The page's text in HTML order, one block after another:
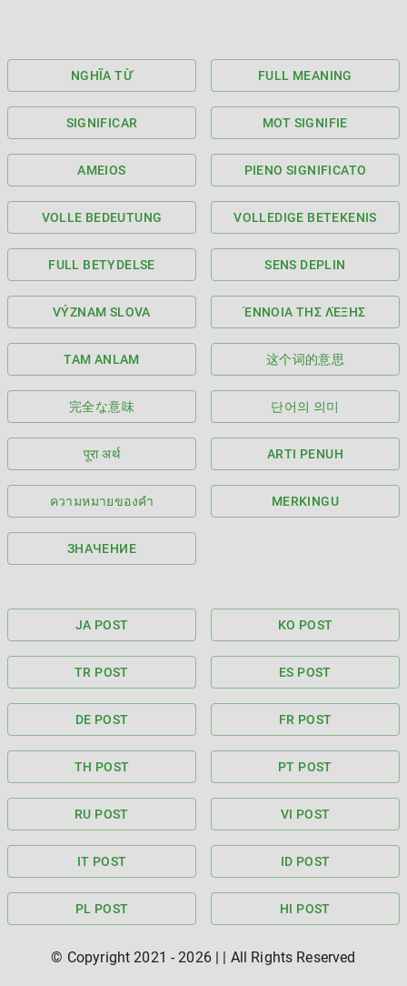
NGHĨA TỪ FULL MEANING
SIGNIFICAR MOT SIGNIFIE
AMEIOS PIENO SIGNIFICATO
VOLLE BEDEUTUNG VOLLEDIGE BETEKENIS
FULL BETYDELSE SENS DEPLIN
VÝZNAM SLOVA ΈΝΝΟΙΑ ΤΗΣ ΛΈΞΗΣ
TAM ANLAM 这个词的意思
完全な意味 단어의 의미
पूरा अर्थ ARTI PENUH
ความหมายของคำ MERKINGU
ЗНАЧЕНИЕ
JA POST KO POST
TR POST ES POST
DE POST FR POST
TH POST PT POST
RU POST VI POST
IT POST ID POST
PL POST HI POST
© Copyright 2021 - 2026| | All Rights Reserved